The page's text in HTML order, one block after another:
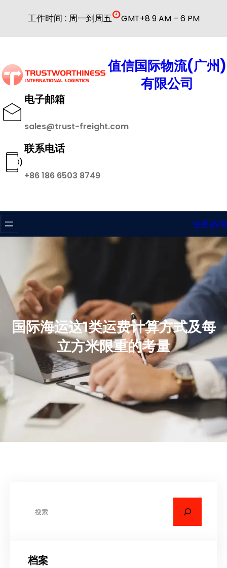
内
工作时间 : 周一到周五 GMT+8 9 AM – 6 PM
值信国际物流(广州)
有限公司
电子邮箱
sales@trust-freight.com
联系电话
+86 186 6503 8749
业务咨询
国际海运这1类运费计算方式及每
立方米限重的考量
档案